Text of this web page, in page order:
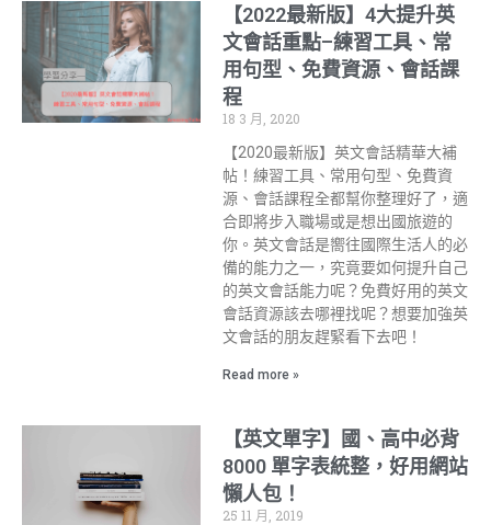
【2022最新版】4大提升英
文會話重點–練習工具、常
用句型、免費資源、會話課
程
18 3 月, 2020
【2020最新版】英文會話精華大補
帖！練習工具、常用句型、免費資
源、會話課程全都幫你整理好了，適
合即將步入職場或是想出國旅遊的
你。英文會話是嚮往國際生活人的必
備的能力之一，究竟要如何提升自己
的英文會話能力呢？免費好用的英文
會話資源該去哪裡找呢？想要加強英
文會話的朋友趕緊看下去吧！
Read more »
【英文單字】國、高中必背
8000 單字表統整，好用網站
懶人包！
25 11 月, 2019